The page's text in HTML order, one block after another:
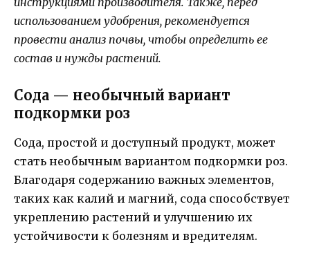
использованием удобрения, рекомендуется
провести анализ почвы, чтобы определить ее
состав и нужды растений.
Сода — необычный вариант
подкормки роз
Сода, простой и доступный продукт, может
стать необычным вариантом подкормки роз.
Благодаря содержанию важных элементов,
таких как калий и магний, сода способствует
укреплению растений и улучшению их
устойчивости к болезням и вредителям.